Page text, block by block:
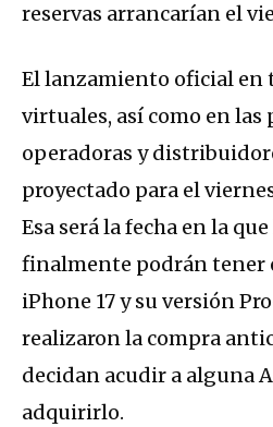
reservas arrancarían el
El lanzamiento oficial en
virtuales, así como en las
operadoras y
proyectado para el
Esa será la fecha en la
finalmente podrán tener
iPhone 17 y su versión
realizaron la compra
decidan acudir a alguna
adquirirlo.